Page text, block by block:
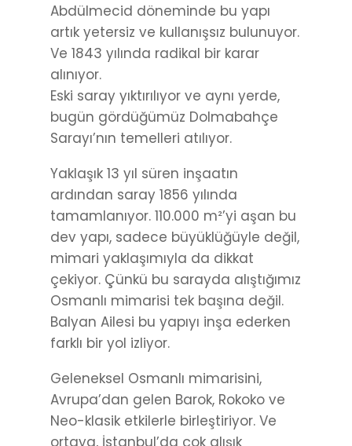
Abdülmecid döneminde bu yapı
artık yetersiz ve kullanışsız bulunuyor.
Ve 1843 yılında radikal bir karar
alınıyor.
Eski saray yıktırılıyor ve aynı yerde,
bugün gördüğümüz Dolmabahçe
Sarayı’nın temelleri atılıyor.
Yaklaşık 13 yıl süren inşaatın
ardından saray 1856 yılında
tamamlanıyor. 110.000 m²’yi aşan bu
dev yapı, sadece büyüklüğüyle değil,
mimari yaklaşımıyla da dikkat
çekiyor. Çünkü bu sarayda alıştığımız
Osmanlı mimarisi tek başına değil.
Balyan Ailesi bu yapıyı inşa ederken
farklı bir yol izliyor.
Geleneksel Osmanlı mimarisini,
Avrupa’dan gelen Barok, Rokoko ve
Neo-klasik etkilerle birleştiriyor. Ve
ortaya, İstanbul’da çok alışık